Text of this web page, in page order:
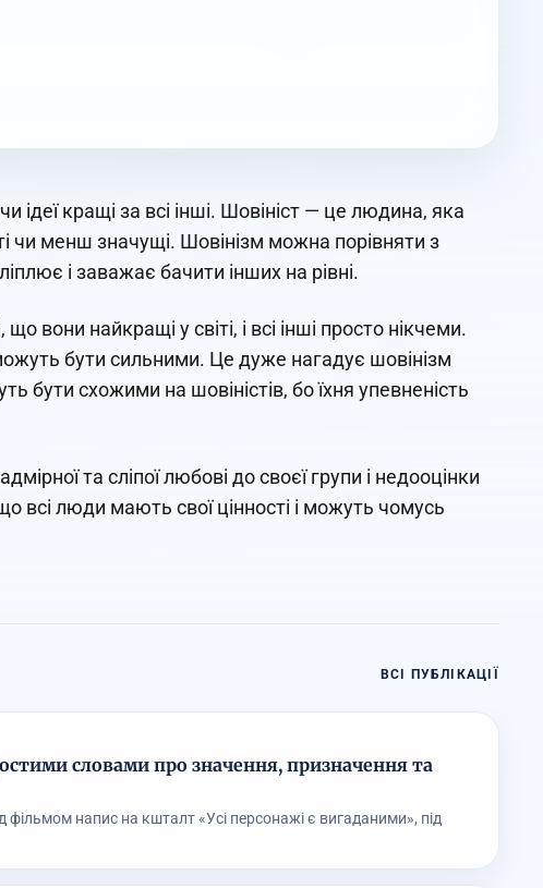
кращі за всі інші. Шовініст — це людина, яка
чи менш значущі. Шовінізм можна порівняти з
і заважає бачити інших на рівні.
найкращі у світі, і всі інші просто нікчеми.
бути сильними. Це дуже нагадує шовінізм
схожими на шовіністів, бо їхня упевненість
та сліпої любові до своєї групи і недооцінки
люди мають свої цінності і можуть чомусь
ВСІ ПУБЛІКАЦІЇ
словами про значення, призначення та
напис на кшталт «Усі персонажі є вигаданими», під